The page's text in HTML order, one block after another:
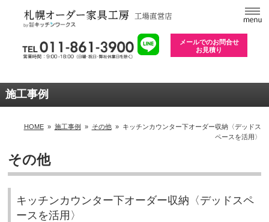
メールでのお問合せ
お見積り
施工事例
HOME» 施工事例 » その他» キッチンカウンター下オーダー収納〈デッドス
ペースを活用〉
その他
キッチンカウンター下オーダー収納〈デッドスペ
ースを活用〉